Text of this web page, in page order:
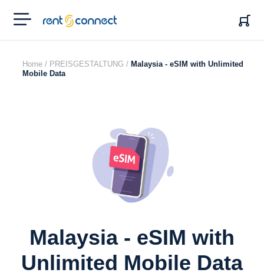
RENT'N
CONNECT
Home / PREISGESTALTUNG / Malaysia - eSIM with Unlimited
Mobile Data
Malaysia - eSIM with
Unlimited Mobile Data